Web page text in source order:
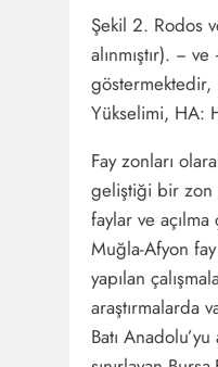
Şekil 2. Rodos
alınmıştır). −
göstermektedir,
Yükselimi, HA:
Fay zonları
geliştiği bir zon
faylar ve
Muğla-Afyon
yapılan
araştırmalarda
Batı